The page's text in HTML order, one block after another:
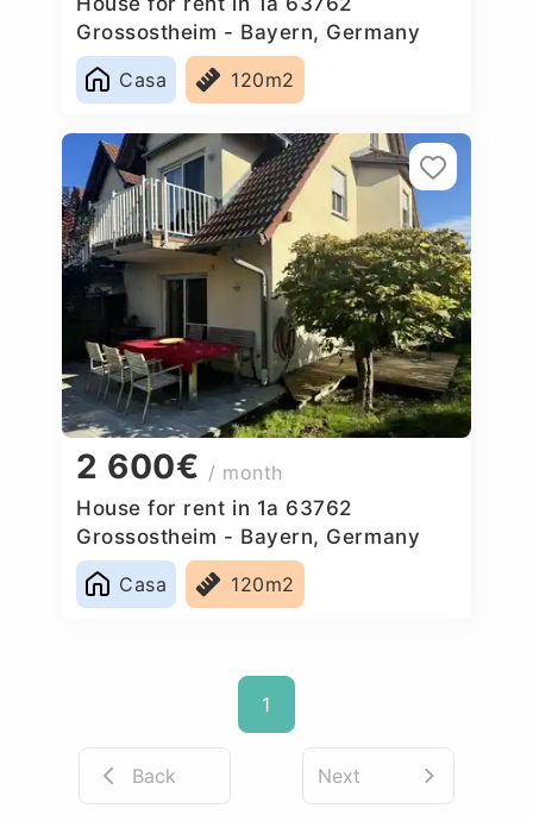
Grossostheim - Bayern, Germany
Casa
120m2
2 600€ / month
House for rent in 1a 63762
Grossostheim - Bayern, Germany
Casa
120m2
1
Back Next